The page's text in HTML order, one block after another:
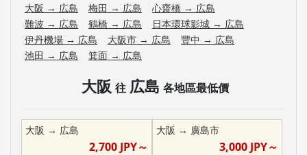
大阪 → 広島 梅田 → 広島 心齋橋 → 広島
難波 → 広島 鶴橋 → 広島 日本環球影城 → 広島
伊丹機場 → 広島 大阪市 → 広島 豐中 → 広島
池田 → 広島 箕面 → 広島
大阪 往 広島 各地區最低價
大阪 → 広島
2,700JPY～
大阪 → 廣島市
3,000 JPY～